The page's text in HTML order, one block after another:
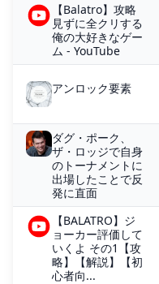
【Balatro】攻略
見ずに全クリする
俺の大好きなゲー
ム - YouTube
アンロック要素
ダグ・ポーク、
ザ・ロッジで自身
のトーナメントに
出場したことで反
発に直面
【BALATRO】ジ
ョーカー評価して
いくよ その1【攻
略】【解説】【初
心者向...